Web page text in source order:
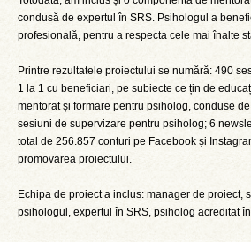
condusă de expertul în SRS. Psihologul a
profesională, pentru a respecta cele mai înalte
Printre rezultatele proiectului se numără: 490
1 la 1 cu beneficiari, pe subiecte ce țin de
mentorat și formare pentru psiholog, conduse
sesiuni de supervizare pentru psiholog; 6
total de 256.857 conturi pe Facebook și
promovarea proiectului.
Echipa de proiect a inclus: manager de proiect,
psihologul, expertul în SRS, psiholog acreditat